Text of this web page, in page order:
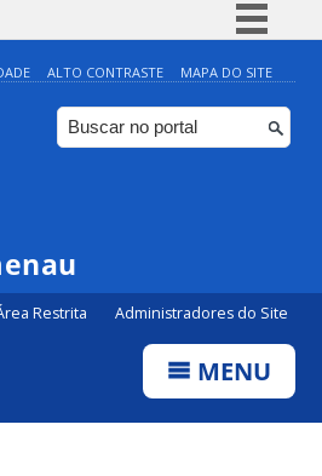
Simplifique!
Comunica BR
Participe
ALTO CONTRASTE MAPA DO SITE
Restrita Administradores do Site
MENU